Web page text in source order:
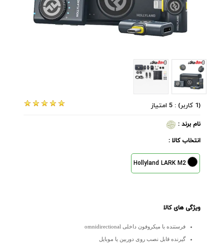
(1 کاربر) : 5 امتیاز
نام برند :
انتخاب کالا :
Hollyland LARK M2
ویژگی های کالا
فرستنده با میکروفون داخلی omnidirectional
گیرنده قابل نصب روی دوربین یا موبایل